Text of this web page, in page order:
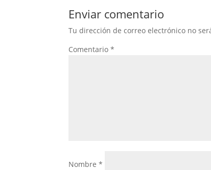
Enviar comentario
Tu dirección de correo electrónico no
Comentario*
Nombre*